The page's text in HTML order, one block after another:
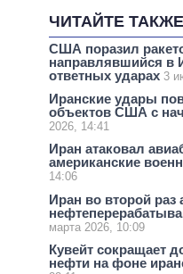
ЧИТАЙТЕ ТАКЖЕ
США поразил
направлявшийся в
ответных ударах 3
Иранские удары
объектов США с
2026, 14:41
Иран атаковал
американские
14:06
Иран во второй раз
марта 2026, 10:09
Кувейт сокращает
нефти на фоне